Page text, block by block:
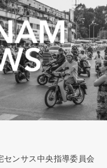
ンサス中央指導委員会